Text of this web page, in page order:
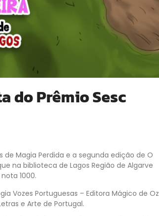
do Prêmio Sesc
de Magia Perdida e a segunda edição de O
na biblioteca de Lagos Região de Algarve
1000.
Vozes Portuguesas – Editora Mágico de Oz
e Arte de Portugal.